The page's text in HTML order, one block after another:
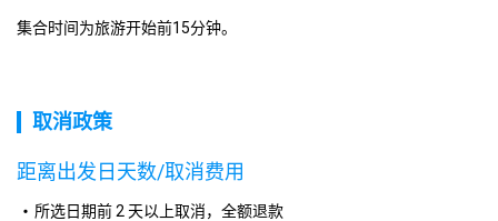
集合时间为旅游开始前15分钟。
取消政策
距离出发日天数/取消费用
所选日期前 2 天以上取消，全额退款